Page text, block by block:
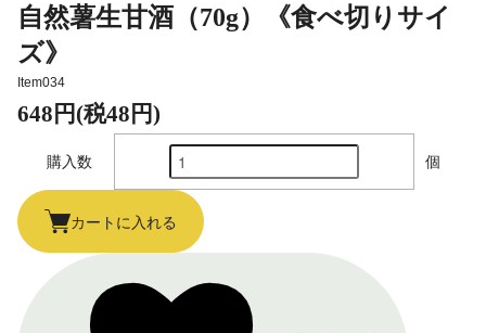
自然薯生甘酒（70g）《食べ切りサイ
ズ》
Item034
648円(税48円)
購入数 個
カートに入れる